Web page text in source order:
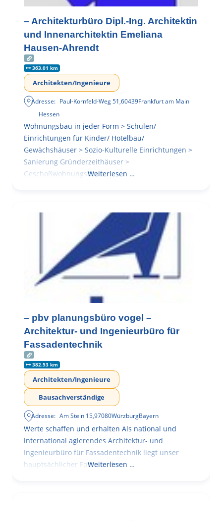
– Architekturbüro Dipl.-Ing. Architektin
und Innenarchitektin Emeliana
Hausen-Ahrendt
363.01 km
Architekten/Ingenieure
Adresse: Paul-Kornfeld-Weg 51,60439Frankfurt am Main
Hessen
Wohnungsbau in jeder Form > Schulen/
Einrichtungen für Kinder/ Hotelbau/
Gewächshäuser > Sozio-Kulturelle Einrichtungen >
Sanierung Gründerzeithäuser >
GeschoßwohnungsbauWeiterlesen …
– pbv planungsbüro vogel –
Architektur- und Ingenieurbüro für
Fassadentechnik
382.53 km
Architekten/Ingenieure
Bausachverständige
Adresse: Am Stein 15,97080WürzburgBayern
Werte schaffen und erhalten Als national und
international agierendes Architektur- und
Ingenieurbüro für Fassadentechnik liegt unser
hauptsächlicher Fokus in der
Weiterlesen …